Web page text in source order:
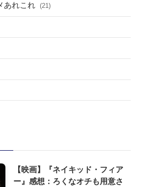
あれこれ (21)
【映画】『ネイキッド・フィア
ー』感想：ろくなオチも用意さ